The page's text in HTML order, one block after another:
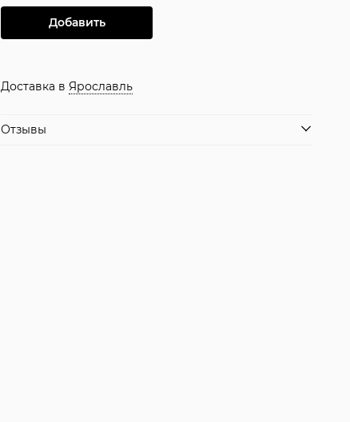
Добавить
Доставка в Ярославль
Отзывы